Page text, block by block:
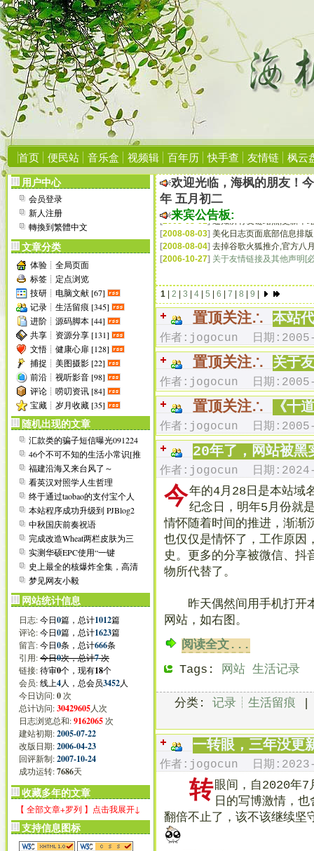
首页 便民站 音乐盒 视频辑 百年历 快手查 友情链 枫云
欢迎光临，海枫的朋友！
年 五月初二
来宾公告板:
[2006-10-27
关于友情链接及其他声明[
[2006-09-08]
本站网络硬盘共享空间!
[2006-09-06
手机Wap用户访问地址
[2006-09-06 ]转载本站文章请标明来源
[2006-07-03
成功升级程序至PJBlog2
[2006-04-23
受Blog垃圾信息骚扰,遂升
2006-05-16 建议您使用IE6.0浏览器,
2006-05-16
2006-05-16
2006-05-17
[2006-05-17]若您对本站有任何建议或
2006-05-17]欢迎大家加入本站交流群:
[2006-06-17]增加世界杯在线播放平台:
[2006-07-15]第一次清理“垃圾”注册ID:
[2006-08-27 增加侧栏在线Flash播放器;
[2008-08-01]通知所有友链站点,更新本
[2008-08-03] 美化日志页面底部信息排
[2008-08-04] 去掉谷歌火狐推介,官方八
[2006-10-27] 关于友情链接及其他声明[
[2006-09-08] 本站网络硬盘共享空间!
[2006-09-06]转载本站文章请标明来源
[2006-07-03] 成功升级程序至PJBlog2
2006-04-23]受Blog垃圾信息骚扰,遂升
[2006-05-16]建议您使用IE6.0浏览器,显
[2006-05-16]申请友情链接请点这里看
[2006-05-16]如未特别说明,本站所有内
[2006-05-17
本站部分资源需要会员才
[2006-05-17
若您对本站有任何建议或
[2006-05-17]欢迎大家加入本站交流群:
2006-06-17]增加世界杯在线播放平台:
[2006-07-15]第一次清理“垃圾”注册ID:
[2006-08-27]增加侧栏在线Flash播放器;
[2008-08-01]通知所有友链站点,更新本
[2008-08-03]美化日志页面底部信息排
[2008-08-04 去掉谷歌火狐推介,官方八
1 2 3 4 5 6 7 8 9
置顶关注∴ 本站
作者:jogocun 日期
置顶关注∴ 关于
作者:jogocun 日期
置顶关注∴ 《十
作者:jogocun 日期
20年了，网站被黑
作者:jogocun 日期
今年的4月28日是本站
纪念日，明年5月份就
情怀随着时间的推进，渐渐
也仅仅是情怀了，工作原因
史。更多的分享被微信、抖
物所代替了。
昨天偶然间用手机打开
网站，如右图。
阅读全文...
Tags:
网站 生活记录
分类: 记录┊生活留痕
一转眼，三年没更
作者:jogocun 日期
转眼间，自2020年7
日的写博激情，
翻倍不止了，该不该继续坚
用户中心
会员登录
新人注册
轉換到繁體中文
文章分类
体验┊全局页面
标签┊定点浏览
技研┊电脑文献 [67]
记录┊生活留痕 [345]
进阶┊源码脚本 [44]
共享┊资源分享 [131]
文悟┊健康心扉 [128]
捕捉┊美图摄影 [22]
前沿┊视听影音 [98]
评论┊唠叨资讯 [84]
宝藏┊岁月收藏 [35]
随机出现的文章
汇款类的骗子短信曝光091224
46个不可不知的生活小常识[推
荐]
福建沿海又来台风了～
看英汉对照学人生哲理
终于通过taobao的支付宝个人
认证了
本站程序成功升级到 PJBlog2
v2.6 bu...
中秋国庆前奏祝语
完成改造Wheat两栏皮肤为三
栏
实测华硕EPC使用“一键
GHOST”与“Windo...
史上最全的核爆炸全集，高清
晰
梦见网友小毅
网站统计信息
日志:今日0篇，总计1012篇
评论:今日0篇，总计1623篇
留言:今日0条，总计666条
引用:今日0次，总计7次
链接:待审0个，现有18个
会员:线上4人，总会员3452人
今日访问:0 次
总计访问:30429605人次
日志浏览总和:9162065 次
建站初期:2005-07-22
改版日期:2006-04-23
回评新制:2007-10-24
成功运转:7686天
收藏多年的文章
【 全部文章+罗列 】点击我展开↓
支持信息图标